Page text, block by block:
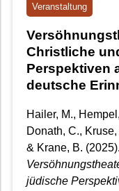
Veranstaltung
Christliche
Perspektiven
deutsche
Hailer, M.,
Donath, C.,
& Krane, B. (2025).
jüdische